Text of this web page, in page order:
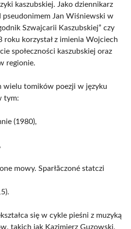
kaszubskiej. Jako dziennikarz
pseudonimem Jan Wiśniewski w
Szwajcarii Kaszubskiej” czy
roku korzystał z imienia Wojciech
społeczności kaszubskiej oraz
regionie.
wielu tomików poezji w języku
tym:
(1980),
mowy. Sparłãczoné statczi
się w cykle pieśni z muzyką
takich jak Kazimierz Guzowski,